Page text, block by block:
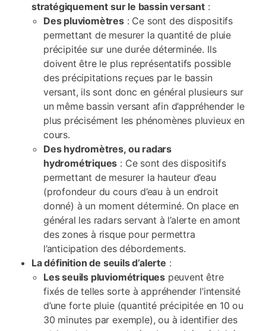
stratégiquement sur le bassin versant:
Des pluviomètres: Ce sont des dispositifs
permettant de mesurer la quantité de pluie
précipitée sur une durée déterminée. Ils
doivent être le plus représentatifs possible
des précipitations reçues par le bassin
versant, ils sont donc en général plusieurs sur
un même bassin versant afin d’appréhender le
plus précisément les phénomènes pluvieux en
cours.
Des hydromètres, ou radars
hydrométriques : Ce sont des dispositifs
permettant de mesurer la hauteur d’eau
(profondeur du cours d’eau à un endroit
donné) à un moment déterminé. On place en
général les radars servant à l’alerte en amont
des zones à risque pour permettra
l’anticipation des débordements.
La définition de seuils d’alerte :
Les seuils pluviométriques peuvent être
fixés de telles sorte à appréhender l’intensité
d’une forte pluie (quantité précipitée en 10 ou
30 minutes par exemple), ou à identifier des